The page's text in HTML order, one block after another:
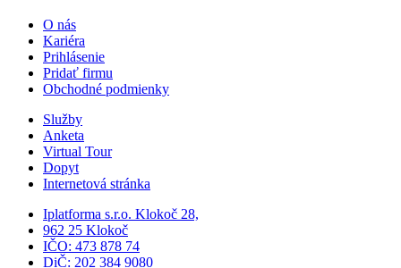
O nás
Kariéra
Prihlásenie
Pridať firmu
Obchodné podmienky
Služby
Anketa
Virtual Tour
Dopyt
Internetová stránka
Iplatforma s.r.o. Klokoč 28,
962 25 Klokoč
IČO: 473 878 74
DiČ: 202 384 9080